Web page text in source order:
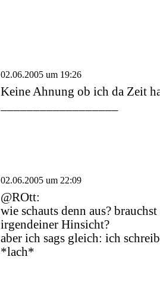
02.06.2005 um 19:26
Keine Ahnung ob ich da Zeit
02.06.2005 um 22:09
@ROtt:
wie schauts denn aus?
irgendeiner Hinsicht?
aber ich sags gleich: ich
*lach*